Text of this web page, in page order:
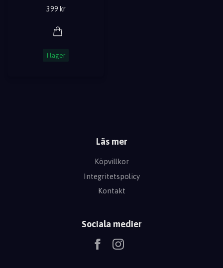
399 kr
I lager
Läs mer
Köpvillkor
Integritetspolicy
Kontakt
Sociala medier